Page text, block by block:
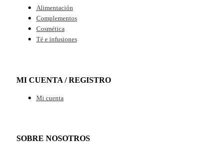
Alimentación
Complementos
Cosmética
Té e infusiones
MI CUENTA / REGISTRO
Mi cuenta
SOBRE NOSOTROS